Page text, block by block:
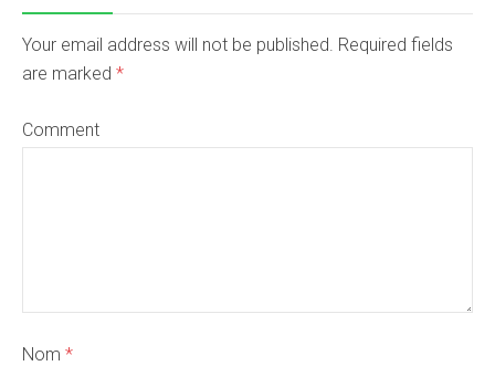
Your email address will not be published. Required fields
are marked *
Comment
Nom *